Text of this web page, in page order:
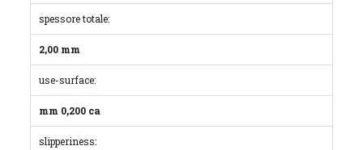
spessore totale:
2,00 mm
use-surface:
mm 0,200 ca
slipperiness: